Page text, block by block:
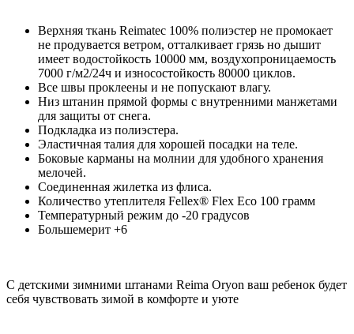
Верхняя ткань Reimatec 100% полиэстер не промокает
не продувается ветром, отталкивает грязь но дышит
имеет водостойкость 10000 мм, воздухопроницаемость
7000 г/м2/24ч и износостойкость 80000 циклов.
Все швы проклеены и не попускают влагу.
Низ штанин прямой формы с внутренними манжетами
для защиты от снега.
Подкладка из полиэстера.
Эластичная талия для хорошей посадки на теле.
Боковые карманы на молнии для удобного хранения
мелочей.
Соединенная жилетка из флиса.
Количество утеплителя Fellex® Flex Eco 100 грамм
Температурный режим до -20 градусов
Большемерит +6
С детскими зимними штанами Reima Oryon ваш ребенок будет
себя чувствовать зимой в комфорте и уюте